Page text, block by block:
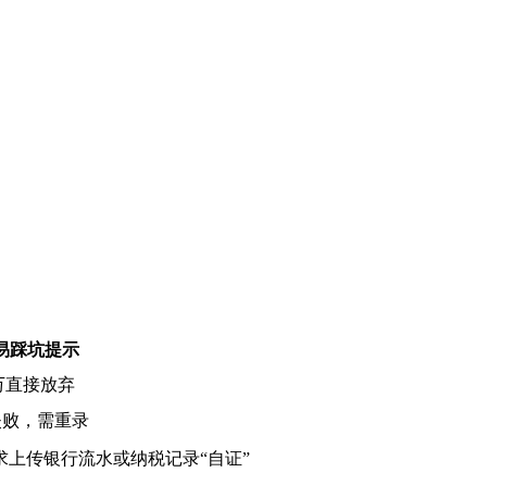
踩坑提示
直接放弃
，需重录
传银行流水或纳税记录“自证”